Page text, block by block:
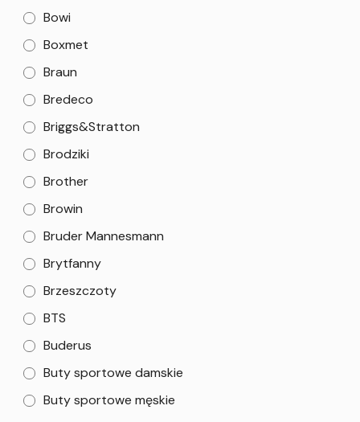
Bowi
Boxmet
Braun
Bredeco
Briggs&Stratton
Brodziki
Brother
Browin
Bruder Mannesmann
Brytfanny
Brzeszczoty
BTS
Buderus
Buty sportowe damskie
Buty sportowe męskie